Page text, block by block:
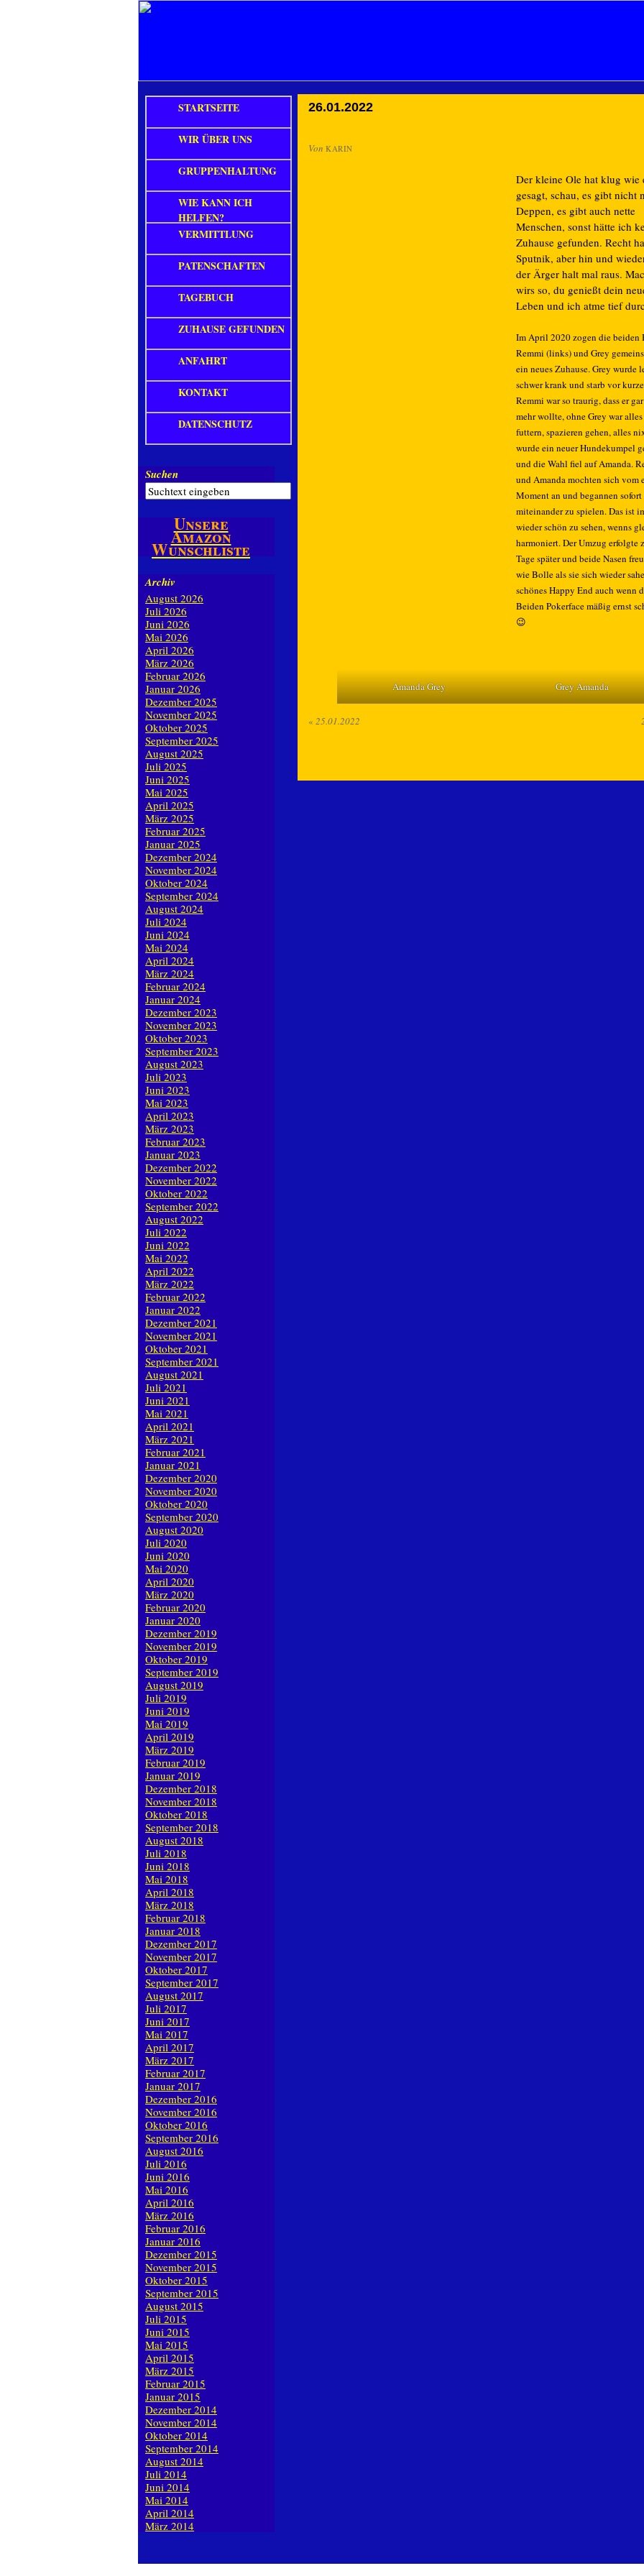
26.01.2022
Von KARIN
Der kleine Ole hat klug wie
gesagt, schau, es gibt nicht
Deppen, es gibt auch nette
Menschen, sonst hätte ich
Zuhause gefunden. Recht
Sputnik, aber hin und
der Ärger halt mal raus.
wirs so, du genießt dein
Leben und ich atme tief
Im April 2020 zogen die beiden
Remmi (links) und Grey
ein neues Zuhause. Grey wurde
schwer krank und starb vor
Remmi war so traurig, dass er
mehr wollte, ohne Grey war
futtern, spazieren gehen, alles
wurde ein neuer Hundekumpel
und die Wahl fiel auf Amanda.
und Amanda mochten sich vom
Moment an und begannen sofort
miteinander zu spielen. Das ist
wieder schön zu sehen, wenns
harmoniert. Der Umzug erfolgte
Tage später und beide Nasen
wie Bolle als sie sich wieder
schönes Happy End auch wenn
Beiden Pokerface mäßig ernst
😉
Amanda Grey Grey Amanda
« 25.01.2022
STARTSEITE
WIR ÜBER UNS
GRUPPENHALTUNG
WIE KANN ICH
HELFEN?
VERMITTLUNG
PATENSCHAFTEN
TAGEBUCH
ZUHAUSE GEFUNDEN
ANFAHRT
KONTAKT
DATENSCHUTZ
Suchen
Unsere
Amazon
Wunschliste
Archiv
August 2026
Juli 2026
Juni 2026
Mai 2026
April 2026
März 2026
Februar 2026
Januar 2026
Dezember 2025
November 2025
Oktober 2025
September 2025
August 2025
Juli 2025
Juni 2025
Mai 2025
April 2025
März 2025
Februar 2025
Januar 2025
Dezember 2024
November 2024
Oktober 2024
September 2024
August 2024
Juli 2024
Juni 2024
Mai 2024
April 2024
März 2024
Februar 2024
Januar 2024
Dezember 2023
November 2023
Oktober 2023
September 2023
August 2023
Juli 2023
Juni 2023
Mai 2023
April 2023
März 2023
Februar 2023
Januar 2023
Dezember 2022
November 2022
Oktober 2022
September 2022
August 2022
Juli 2022
Juni 2022
Mai 2022
April 2022
März 2022
Februar 2022
Januar 2022
Dezember 2021
November 2021
Oktober 2021
September 2021
August 2021
Juli 2021
Juni 2021
Mai 2021
April 2021
März 2021
Februar 2021
Januar 2021
Dezember 2020
November 2020
Oktober 2020
September 2020
August 2020
Juli 2020
Juni 2020
Mai 2020
April 2020
März 2020
Februar 2020
Januar 2020
Dezember 2019
November 2019
Oktober 2019
September 2019
August 2019
Juli 2019
Juni 2019
Mai 2019
April 2019
März 2019
Februar 2019
Januar 2019
Dezember 2018
November 2018
Oktober 2018
September 2018
August 2018
Juli 2018
Juni 2018
Mai 2018
April 2018
März 2018
Februar 2018
Januar 2018
Dezember 2017
November 2017
Oktober 2017
September 2017
August 2017
Juli 2017
Juni 2017
Mai 2017
April 2017
März 2017
Februar 2017
Januar 2017
Dezember 2016
November 2016
Oktober 2016
September 2016
August 2016
Juli 2016
Juni 2016
Mai 2016
April 2016
März 2016
Februar 2016
Januar 2016
Dezember 2015
November 2015
Oktober 2015
September 2015
August 2015
Juli 2015
Juni 2015
Mai 2015
April 2015
März 2015
Februar 2015
Januar 2015
Dezember 2014
November 2014
Oktober 2014
September 2014
August 2014
Juli 2014
Juni 2014
Mai 2014
April 2014
März 2014